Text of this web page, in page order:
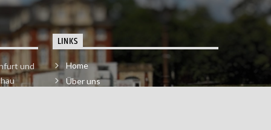
und
LINKS
Home
Über uns